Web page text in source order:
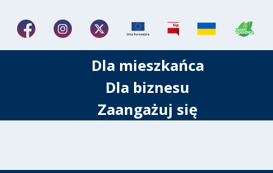
Dla mieszkańca
Dla biznesu
Zaangażuj się